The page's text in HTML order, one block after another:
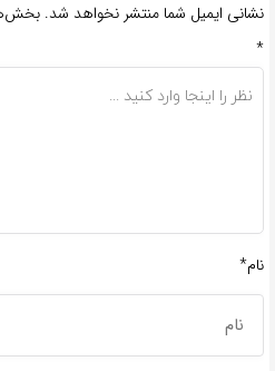
نشانی ایمیل شما منتشر نخواهد شد.
*
نام*